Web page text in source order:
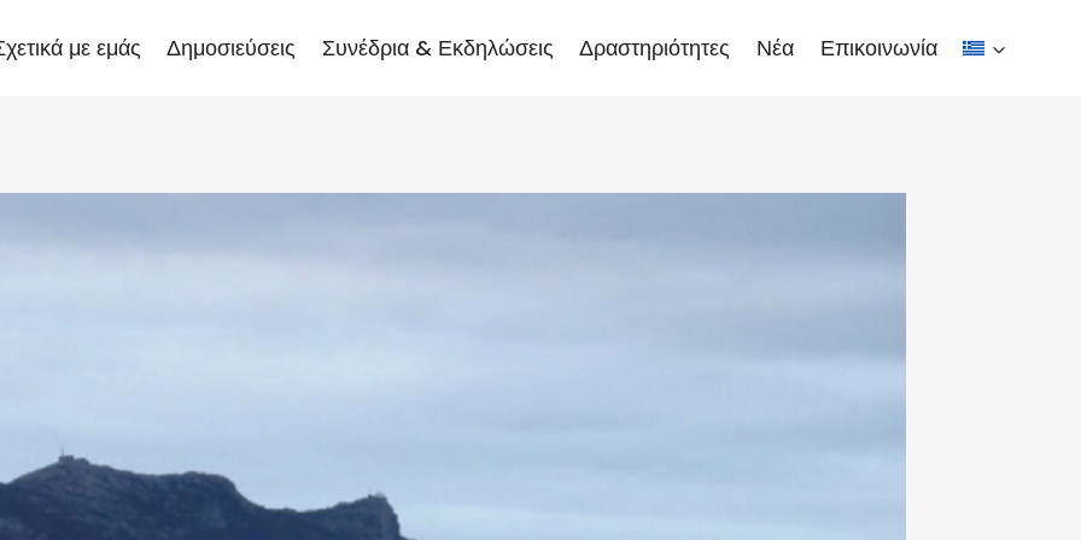
με εμάς Δημοσιεύσεις Συνέδρια & Εκδηλώσεις Δραστηριότητες Νέα Επικοινωνία